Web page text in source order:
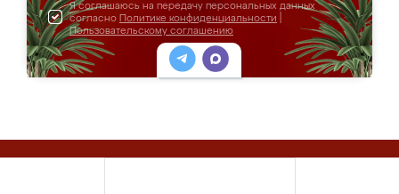
Я соглашаюсь на передачу персональных данных
согласно Политике конфиденциальности
Пользовательскому соглашению